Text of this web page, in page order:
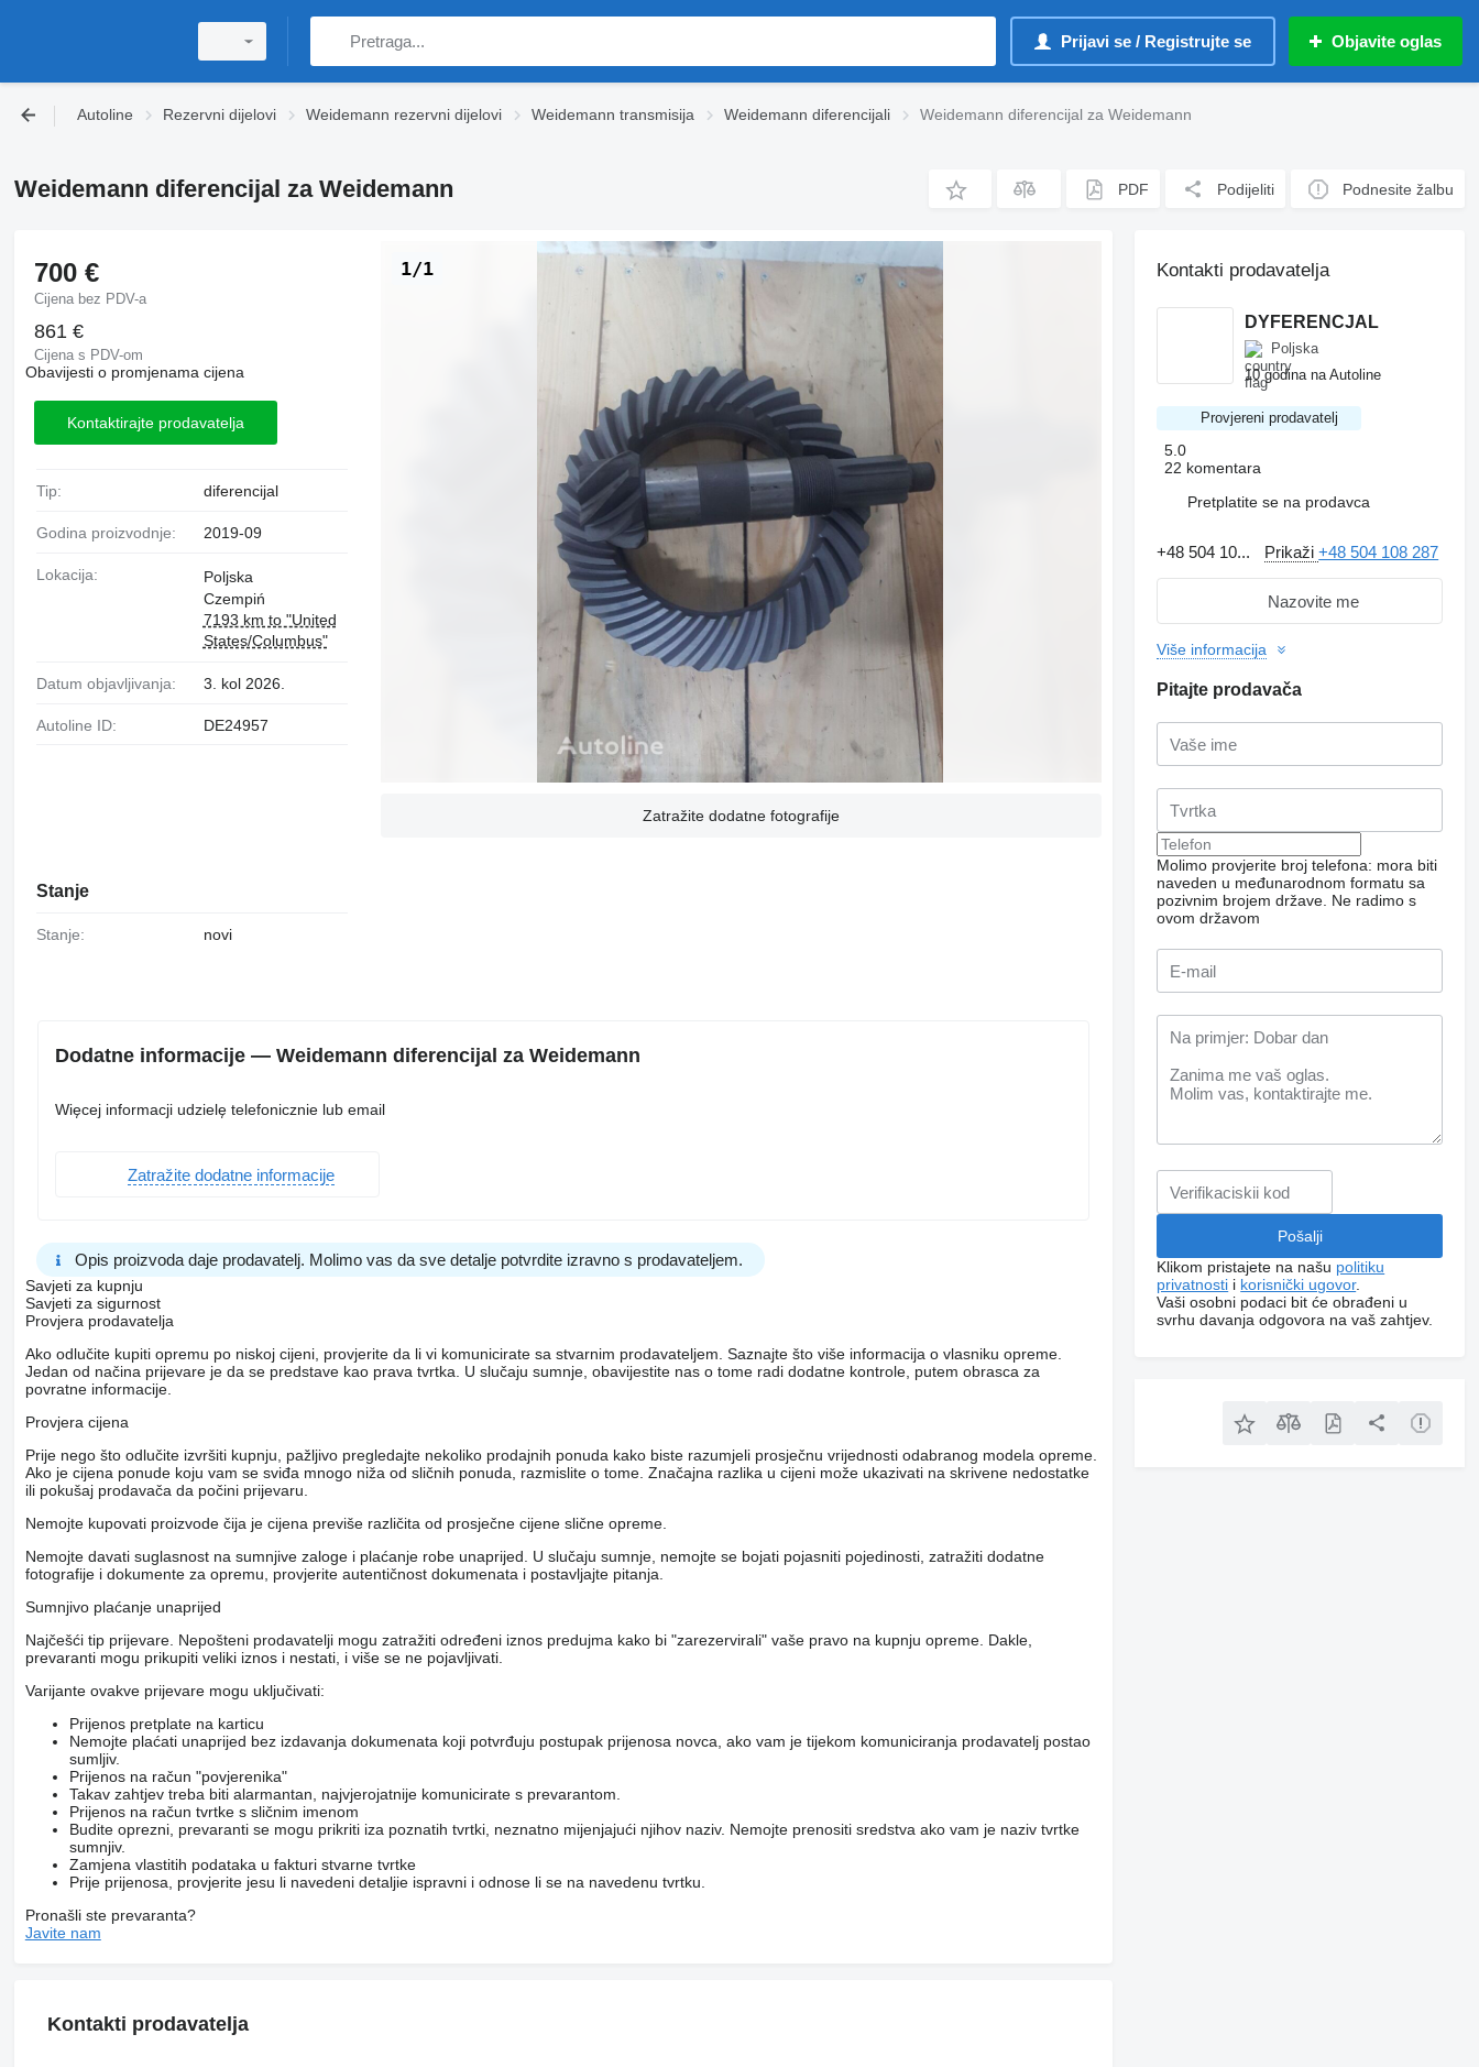
Prijavi se / Registrujte se Objavite oglas
Autoline Rezervni dijelovi Weidemann rezervni dijelovi Weidemann transmisija Weidemann diferencijali Weidemann diferencijal za Weidemann
Weidemann diferencijal za Weidemann PDF Podijeliti Podnesite žalbu
1/1
Zatražite dodatne fotografije
700 €
Cijena bez PDV-a
861 €
Cijena s PDV-om
Obavijesti o promjenama cijena
Kontaktirajte prodavatelja
Tip: diferencijal
Godina proizvodnje: 2019-09
Lokacija:
Poljska
Czempiń
7193 km to "United
States/Columbus"
Datum objavljivanja: 3. kol 2026.
Autoline ID: DE24957
Stanje
Stanje: novi
Dodatne informacije — Weidemann diferencijal za Weidemann
Więcej informacji udzielę telefonicznie lub email
Zatražite dodatne informacije
Opis proizvoda daje prodavatelj. Molimo vas da sve detalje potvrdite izravno s prodavateljem.
Savjeti za kupnju
Savjeti za sigurnost
Provjera prodavatelja
Ako odlučite kupiti opremu po niskoj cijeni, provjerite da li vi komunicirate sa stvarnim prodavateljem. Saznajte što više informacija o vlasniku opreme.
Jedan od načina prijevare je da se predstave kao prava tvrtka. U slučaju sumnje, obavijestite nas o tome radi dodatne kontrole, putem obrasca za
povratne informacije.
Provjera cijena
Prije nego što odlučite izvršiti kupnju, pažljivo pregledajte nekoliko prodajnih ponuda kako biste razumjeli prosječnu vrijednosti odabranog modela opreme.
Ako je cijena ponude koju vam se sviđa mnogo niža od sličnih ponuda, razmislite o tome. Značajna razlika u cijeni može ukazivati ​​na skrivene nedostatke
ili pokušaj prodavača da počini prijevaru.
Nemojte kupovati proizvode čija je cijena previše različita od prosječne cijene slične opreme.
Nemojte davati suglasnost na sumnjive zaloge i plaćanje robe unaprijed. U slučaju sumnje, nemojte se bojati pojasniti pojedinosti, zatražiti dodatne
fotografije i dokumente za opremu, provjerite autentičnost dokumenata i postavljajte pitanja.
Sumnjivo plaćanje unaprijed
Najčešći tip prijevare. Nepošteni prodavatelji mogu zatražiti određeni iznos predujma kako bi "zarezervirali" vaše pravo na kupnju opreme. Dakle,
prevaranti mogu prikupiti veliki iznos i nestati, i više se ne pojavljivati.
Varijante ovakve prijevare mogu uključivati:
Prijenos pretplate na karticu
Nemojte plaćati unaprijed bez izdavanja dokumenata koji potvrđuju postupak prijenosa novca, ako vam je tijekom komuniciranja prodavatelj postao
sumljiv.
Prijenos na račun "povjerenika"
Takav zahtjev treba biti alarmantan, najvjerojatnije komunicirate s prevarantom.
Prijenos na račun tvrtke s sličnim imenom
Budite oprezni, prevaranti se mogu prikriti iza poznatih tvrtki, neznatno mijenjajući njihov naziv. Nemojte prenositi sredstva ako vam je naziv tvrtke
sumnjiv.
Zamjena vlastitih podataka u fakturi stvarne tvrtke
Prije prijenosa, provjerite jesu li navedeni detaljie ispravni i odnose li se na navedenu tvrtku.
Pronašli ste prevaranta?
Javite nam
Kontakti prodavatelja
Kontakti prodavatelja
DYFERENCJAL
Poljska
10 godina na Autoline
Provjereni prodavatelj
5.0
22 komentara
Pretplatite se na prodavca
+48 504 10... Prikaži+48 504 108 287
Nazovite me
Više informacija
Pitajte prodavača
Molimo provjerite broj telefona: mora biti
naveden u međunarodnom formatu sa
pozivnim brojem države. Ne radimo s
ovom državom
Klikom pristajete na našu politiku
privatnosti i korisnički ugovor.
Vaši osobni podaci bit će obrađeni u
svrhu davanja odgovora na vaš zahtjev.